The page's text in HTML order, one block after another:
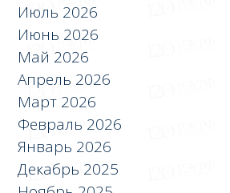
Июль 2026
Июнь 2026
Май 2026
Апрель 2026
Март 2026
Февраль 2026
Январь 2026
Декабрь 2025